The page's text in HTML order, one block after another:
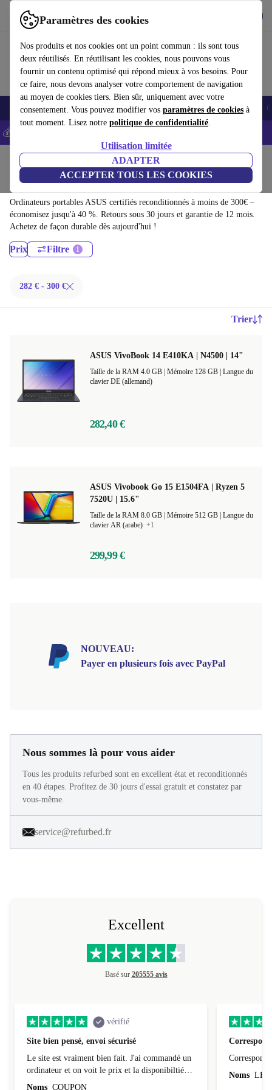
Paramètres des cookies
Nos produits et nos cookies ont un point commun : ils sont tous
deux réutilisés. En réutilisant les cookies, nous pouvons vous
fournir un contenu optimisé qui répond mieux à vos besoins. Pour
ce faire, nous devons analyser votre comportement de navigation
au moyen de cookies tiers. Bien sûr, uniquement avec votre
consentement. Vous pouvez modifier vos paramètres de cookies à
tout moment. Lisez notre politique de confidentialité.
Utilisation limitée
ADAPTER
ACCEPTER TOUS LES COOKIES
Utilisez refurbed rapidement et facilement
Smartphones Laptops Tablettes Montres connectées Accessoires
💰-5% EXTRA sur les iPhones – Code: IPHONEDEAL -
Ordinateurs portables
Ordinateurs portables ASUS:
Ordinateurs portables ASUS certifiés reconditionnés à moins de 300€ –
économisez jusqu'à 40 %. Retours sous 30 jours et garantie de 12 mois.
Achetez de façon durable dès aujourd'hui !
Prix Filtre
282 € - 300 €
Trier
ASUS VivoBook 14 E410KA | N4500 | 14"
Langue du
clavier DE (allemand)
282,40 €
ASUS Vivobook Go 15 E1504FA | Ryzen 5
7520U | 15.6"
Langue du
clavier AR (arabe) +1
299,99 €
NOUVEAU:
Payer en plusieurs fois avec PayPal
Nous sommes là pour vous aider
Tous les produits refurbed sont en excellent état et reconditionnés
en 40 étapes. Profitez de 30 jours d'essai gratuit et constatez par
vous-même.
service@refurbed.fr
Excellent
Basé sur 205555 avis
vérifié
Site bien pensé, envoi sécurisé
Le site est vraiment bien fait. J'ai commandé un
ordinateur et on voit le prix et la disponibiltié
évoluer au fil des caractéristiques choisies.
Noms COUPON
Correspond
Noms LEO